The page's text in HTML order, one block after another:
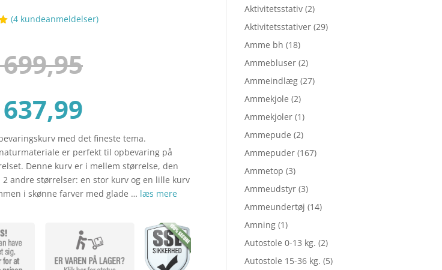
(4kundeanmeldelser)
pris
var:
kr. 699,95.
637,99
aktuelle
pris
er:
med det fineste tema.
er perfekt til opbevaring på
Denne kurv er i mellem størrelse, den
2 andre størrelser: en stor kurv og en lille kurv
i skønne farver med glade … læs mere
Aktivitetsstativ (2)
Aktivitetsstativer (29)
Amme bh (18)
Ammebluser (2)
Ammeindlæg (27)
Ammekjole (2)
Ammekjoler (1)
Ammepude (2)
Ammepuder (167)
Ammetop (3)
Ammeudstyr (3)
Ammeundertøj (14)
Amning (1)
Autostole 0-13 kg. (2)
Autostole 15-36 kg. (5)